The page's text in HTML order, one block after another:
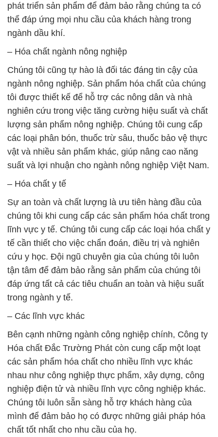
phát triển sản phẩm để đảm bảo rằng chúng ta có
thể đáp ứng mọi nhu cầu của khách hàng trong
ngành dầu khí.
– Hóa chất ngành nông nghiệp
Chúng tôi cũng tự hào là đối tác đáng tin cậy của
ngành nông nghiệp. Sản phẩm hóa chất của chúng
tôi được thiết kế để hỗ trợ các nông dân và nhà
nghiên cứu trong việc tăng cường hiệu suất và chất
lượng sản phẩm nông nghiệp. Chúng tôi cung cấp
các loại phân bón, thuốc trừ sâu, thuốc bảo vệ thực
vật và nhiều sản phẩm khác, giúp nâng cao năng
suất và lợi nhuận cho ngành nông nghiệp Việt Nam.
– Hóa chất y tế
Sự an toàn và chất lượng là ưu tiên hàng đầu của
chúng tôi khi cung cấp các sản phẩm hóa chất trong
lĩnh vực y tế. Chúng tôi cung cấp các loại hóa chất y
tế cần thiết cho việc chẩn đoán, điều trị và nghiên
cứu y học. Đội ngũ chuyên gia của chúng tôi luôn
tận tâm để đảm bảo rằng sản phẩm của chúng tôi
đáp ứng tất cả các tiêu chuẩn an toàn và hiệu suất
trong ngành y tế.
– Các lĩnh vực khác
Bên cạnh những ngành công nghiệp chính, Công ty
Hóa chất Đắc Trường Phát còn cung cấp một loạt
các sản phẩm hóa chất cho nhiều lĩnh vực khác
nhau như công nghiệp thực phẩm, xây dựng, công
nghiệp điện tử và nhiều lĩnh vực công nghiệp khác.
Chúng tôi luôn sẵn sàng hỗ trợ khách hàng của
mình để đảm bảo họ có được những giải pháp hóa
chất tốt nhất cho nhu cầu của họ.